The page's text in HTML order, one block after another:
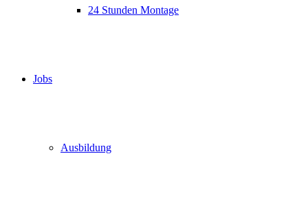
24 Stunden Montage
Jobs
Ausbildung